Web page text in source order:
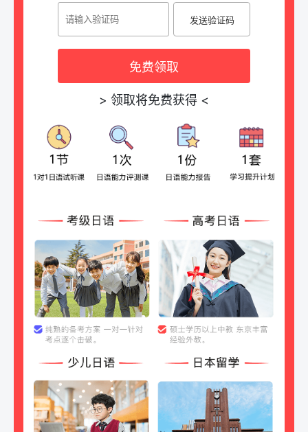
发送验证码
免费领取
> 领取将免费获得 <